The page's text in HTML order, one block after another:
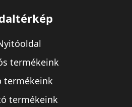
termékeink
termékeink
termékeink